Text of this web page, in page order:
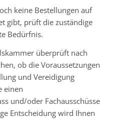
keine Bestellungen auf
gibt, prüft die zuständige
Bedürfnis.
überprüft nach
ob die Voraussetzungen
und Vereidigung
einen
und/oder Fachausschüsse
Entscheidung wird Ihnen